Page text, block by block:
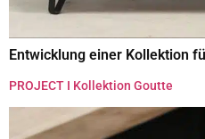
Entwicklung einer Kollektion
PROJECT I Kollektion Goutte